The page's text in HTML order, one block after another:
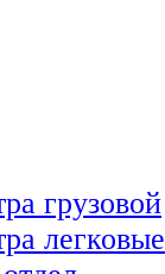
грузовой
легковые